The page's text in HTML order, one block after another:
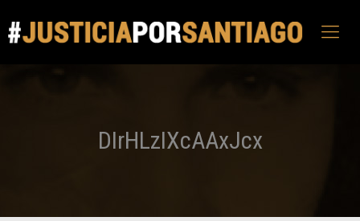
DIrHLzIXcAAxJcx